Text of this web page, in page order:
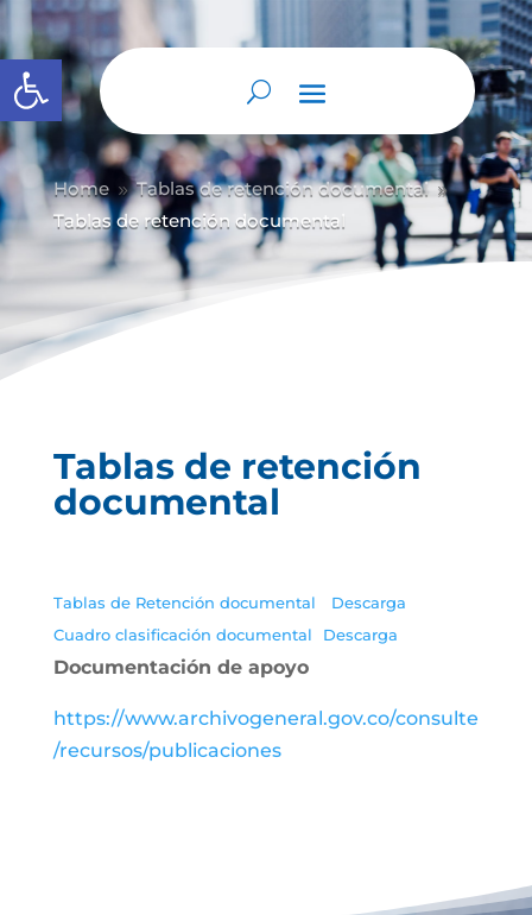
Abrir barra de herramientas
Home 9 Tablas de retención documental 9
Tablas de retención documental
Tablas de retención
documental
Tablas de Retención documental
Descarga
Cuadro clasificación documental
Descarga
Documentación de apoyo
https://www.archivogeneral.gov.co/consulte
/recursos/publicaciones